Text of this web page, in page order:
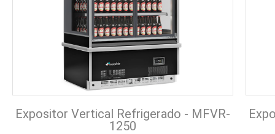
Expositor Vertical Refrigerado - MFVR-
1250